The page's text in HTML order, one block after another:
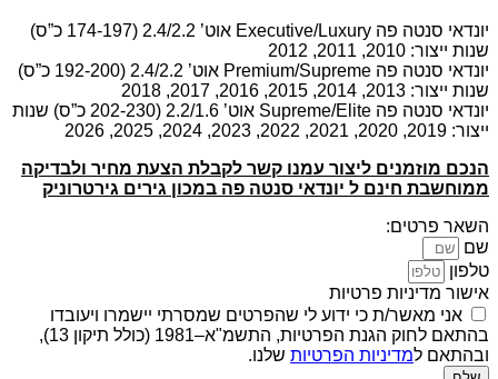
יונדאי סנטה פה Executive/Luxury אוט’ 2.4/2.2 (174-197 כ”ס)
שנות ייצור: 2010, 2011, 2012
יונדאי סנטה פה Premium/Supreme אוט’ 2.4/2.2 (192-200 כ”ס)
שנות ייצור: 2013, 2014, 2015, 2016, 2017, 2018
יונדאי סנטה פה Supreme/Elite אוט’ 2.2/1.6 (202-230 כ”ס) שנות
ייצור: 2019, 2020, 2021, 2022, 2023, 2024, 2025, 2026
הנכם מוזמנים ליצור עמנו קשר לקבלת הצעת מחיר ולבדיקה
ממוחשבת חינם ל יונדאי סנטה פה במכון גירים גירטרוניק
השאר פרטים:
שם
טלפון
אישור מדיניות פרטיות
אני מאשר/ת כי ידוע לי שהפרטים שמסרתי יישמרו ויעובדו
בהתאם לחוק הגנת הפרטיות, התשמ"א–1981 (כולל תיקון 13),
ובהתאם למדיניות הפרטיות שלנו.